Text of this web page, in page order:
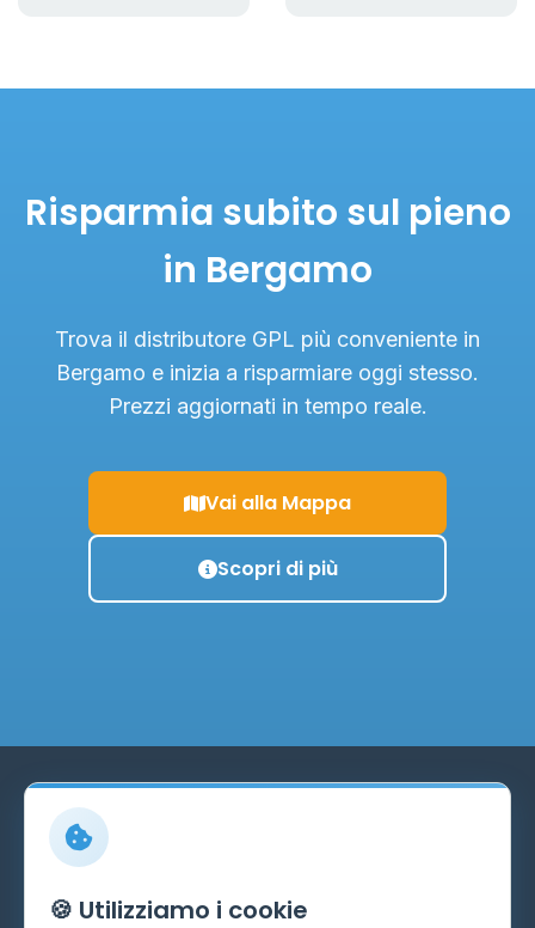
Risparmia subito sul pieno
in Bergamo
Trova il distributore GPL più conveniente in
Bergamo e inizia a risparmiare oggi stesso.
Prezzi aggiornati in tempo reale.
Vai alla Mappa
Scopri di più
DISTRIBUTORI GPL
Il portale italiano dedicato ai distributori GPL. Trova i
🍪 Utilizziamo i cookie